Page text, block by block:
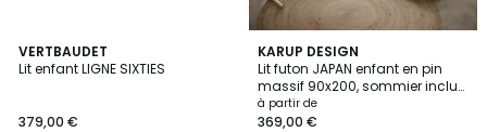
VERTBAUDET
Lit enfant LIGNE SIXTIES
379,00 €
KARUP DESIGN
Lit futon JAPAN enfant en pin
massif 90x200, sommier inclus
- JAPAN
à partir de
369,00 €
2
Couleurs